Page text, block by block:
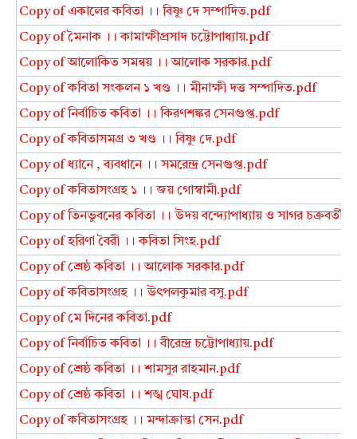
Copy of একালের কবিতা ।। বিষ্ণু দে সম্পাদিত.pdf
Copy of মৈনাক ।। কামাক্ষীপ্রসাদ চট্টোপাধ্যায়.pdf
Copy of আলোকিত সমন্বয় ।। আলোক সরকার.pdf
Copy of কবিতা সংকলন ১ খণ্ড ।। মীনাক্ষী দত্ত সম্পাদিত.pdf
Copy of নির্বাচিত কবিতা ।। কিরণশঙ্কর সেনগুপ্ত.pdf
Copy of কবিতাসমগ্র ৩ খণ্ড ।। বিষ্ণু দে.pdf
Copy of ধ্যানে , ব্যবধানে ।। সমরেন্দ্র সেনগুপ্ত.pdf
Copy of কবিতাসংগ্রহ ১ ।। জয় গোস্বামী.pdf
Copy of তিনভুবনের কবিতা ।। উদয় বন্দ্যোপাধ্যায় ও সাগর চক্রবর্তী
Copy of হরিণা বৈরী ।। কবিতা সিংহ.pdf
Copy of শ্রেষ্ঠ কবিতা ।। আলোক সরকার.pdf
Copy of কবিতাসংগ্রহ ।। উৎপলকুমার বসু.pdf
Copy of মে দিনের কবিতা.pdf
Copy of নির্বাচিত কবিতা ।। বীরেন্দ্র চট্টোপাধ্যায়.pdf
Copy of শ্রেষ্ঠ কবিতা ।। শামসুর রাহমান.pdf
Copy of শ্রেষ্ঠ কবিতা ।। শঙ্খ ঘোষ.pdf
Copy of কবিতাসংগ্রহ ।। মন্দাক্রান্তা সেন.pdf